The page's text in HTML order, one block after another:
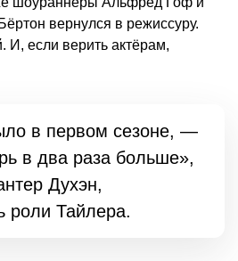
вернулся в режиссуру.
И, если верить актёрам,
в первом сезоне, —
в два раза больше»,
Духэн,
роли Тайлера.